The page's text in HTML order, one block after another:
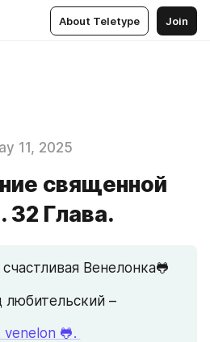
About Teletype Join
11, 2025
священной
32 Глава.
Венелонка🐸
любительский –
venelon 🐸.